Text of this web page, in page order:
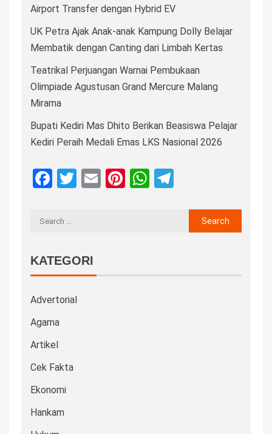
Airport Transfer dengan Hybrid EV
UK Petra Ajak Anak-anak Kampung Dolly Belajar
Membatik dengan Canting dari Limbah Kertas
Teatrikal Perjuangan Warnai Pembukaan
Olimpiade Agustusan Grand Mercure Malang
Mirama
Bupati Kediri Mas Dhito Berikan Beasiswa Pelajar
Kediri Peraih Medali Emas LKS Nasional 2026
Facebook
Twitter
EmailPinterest
WhatsApp
KATEGORI
Advertorial
Agama
Artikel
Cek Fakta
Ekonomi
Hankam